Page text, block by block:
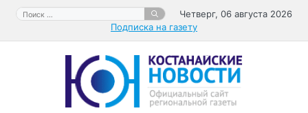
Перейти
содержимому
Поиск:
Четверг, 06 августа 2026
Подписка на газету